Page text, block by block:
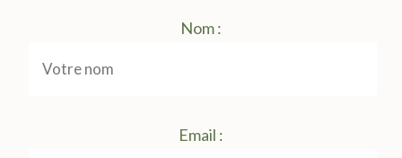
Nom :
Email :